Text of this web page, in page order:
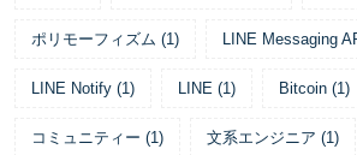
ポリモーフィズム (1) LINE Messaging
LINE Notify (1) LINE (1) Bitcoin (1)
コミュニティー (1) 文系エンジニア (1)